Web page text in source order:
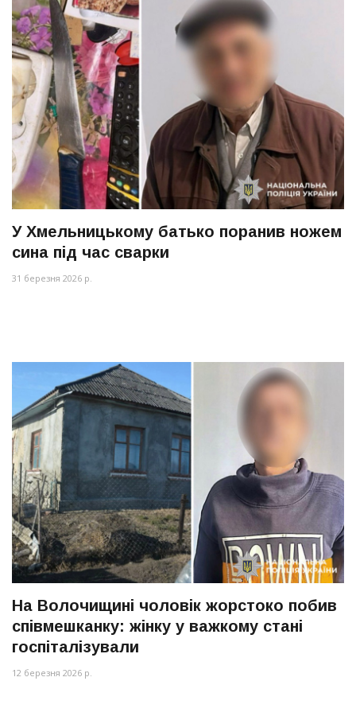
У Хмельницькому батько поранив ножем
сина під час сварки
31 березня 2026 р.
На Волочищині чоловік жорстоко побив
співмешканку: жінку у важкому стані
госпіталізували
12 березня 2026 р.